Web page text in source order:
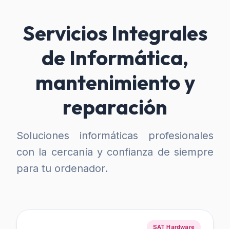
Servicios Integrales
de Informática,
mantenimiento y
reparación
Soluciones informáticas profesionales
con la cercanía y confianza de siempre
para tu ordenador.
SAT Hardware